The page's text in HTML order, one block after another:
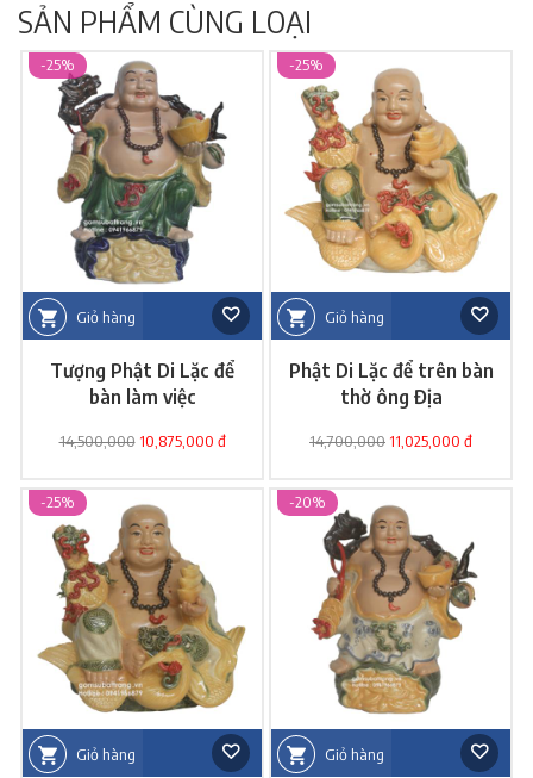
SẢN PHẨM CÙNG LOẠI
Giỏ hàng
-25%
Tượng Phật Di Lặc để
bàn làm việc
14,500,00010,875,000 đ
Giỏ hàng
-25%
Phật Di Lặc để trên bàn
thờ ông Địa
14,700,000 11,025,000 đ
Giỏ hàng
-25%
Giỏ hàng
-20%